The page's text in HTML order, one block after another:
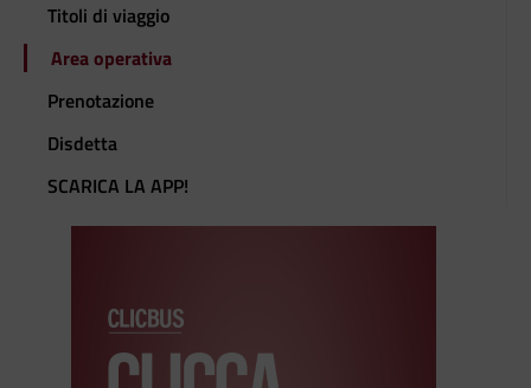
Titoli di viaggio
Area operativa
Prenotazione
Disdetta
SCARICA LA APP!